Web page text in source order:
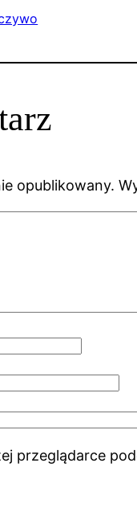
opublikowany.
przeglądarce